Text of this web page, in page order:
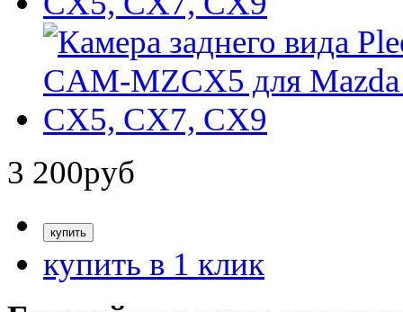
3 200руб
купить в 1 клик